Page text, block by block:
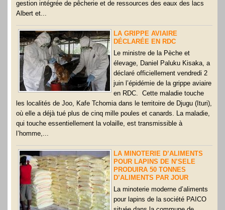
gestion intégrée de pêcherie et de ressources des eaux des lacs
Albert et...
LA GRIPPE AVIAIRE
DÉCLARÉE EN RDC
Le ministre de la Pèche et
élevage, Daniel Paluku Kisaka, a
déclaré officiellement vendredi 2
juin l’épidémie de la grippe aviaire
en RDC. Cette maladie touche
les localités de Joo, Kafe Tchomia dans le territoire de Djugu (Ituri),
où elle a déjà tué plus de cinq mille poules et canards. La maladie,
qui touche essentiellement la volaille, est transmissible à
l’homme,...
LA MINOTERIE D’ALIMENTS
POUR LAPINS DE N’SELE
PRODUIRA 50 TONNES
D’ALIMENTS PAR JOUR
La minoterie moderne d’aliments
pour lapins de la société PAICO